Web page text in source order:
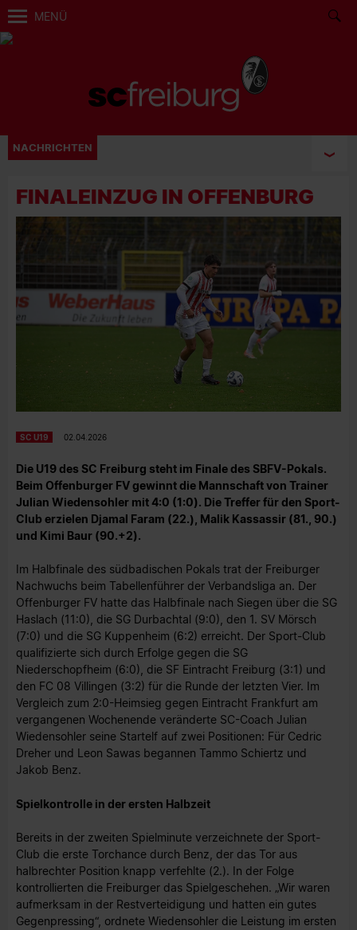
MENÜ
NACHRICHTEN
FINALEINZUG IN OFFENBURG
SC U19 02.04.2026
Die U19 des SC Freiburg steht im Finale des SBFV-Pokals.
Beim Offenburger FV gewinnt die Mannschaft von Trainer
Julian Wiedensohler mit 4:0 (1:0). Die Treffer für den Sport-
Club erzielen Djamal Faram (22.), Malik Kassassir (81., 90.)
und Kimi Baur (90.+2).
Im Halbfinale des südbadischen Pokals trat der Freiburger
Nachwuchs beim Tabellenführer der Verbandsliga an. Der
Offenburger FV hatte das Halbfinale nach Siegen über die SG
Haslach (11:0), die SG Durbachtal (9:0), den 1. SV Mörsch
(7:0) und die SG Kuppenheim (6:2) erreicht. Der Sport-Club
qualifizierte sich durch Erfolge gegen die SG
Niederschopfheim (6:0), die SF Eintracht Freiburg (3:1) und
den FC 08 Villingen (3:2) für die Runde der letzten Vier. Im
Vergleich zum 2:0-Heimsieg gegen Eintracht Frankfurt am
vergangenen Wochenende veränderte SC-Coach Julian
Wiedensohler seine Startelf auf zwei Positionen: Für Cedric
Dreher und Leon Sawas begannen Tammo Schiertz und
Jakob Benz.
Spielkontrolle in der ersten Halbzeit
Bereits in der zweiten Spielminute verzeichnete der Sport-
Club die erste Torchance durch Benz, der das Tor aus
halbrechter Position knapp verfehlte (2.). In der Folge
kontrollierten die Freiburger das Spielgeschehen. „Wir waren
aufmerksam in der Restverteidigung und hatten ein gutes
Gegenpressing“, ordnete Wiedensohler die Leistung im ersten